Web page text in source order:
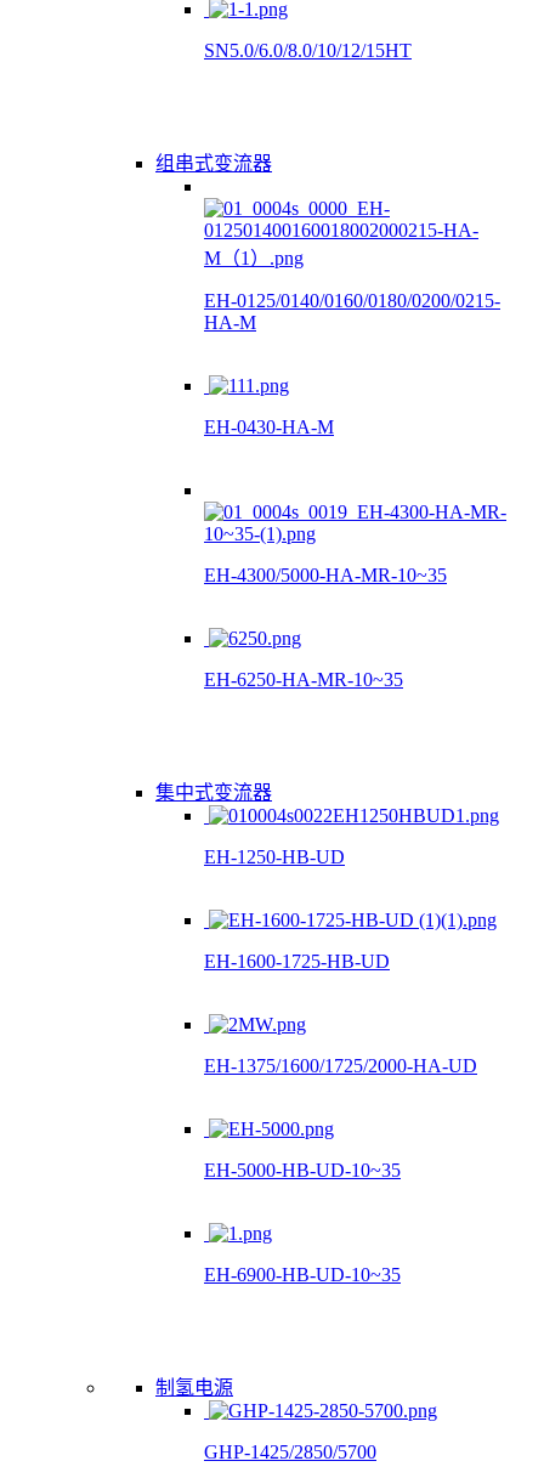
SN5.0/6.0/8.0/10/12/15HT
组串式变流器
EH-0125/0140/0160/0180/0200/0215-
HA-M
EH-0430-HA-M
EH-4300/5000-HA-MR-10~35
EH-6250-HA-MR-10~35
集中式变流器
EH-1250-HB-UD
EH-1600-1725-HB-UD
EH-1375/1600/1725/2000-HA-UD
EH-5000-HB-UD-10~35
EH-6900-HB-UD-10~35
制氢电源
GHP-1425/2850/5700